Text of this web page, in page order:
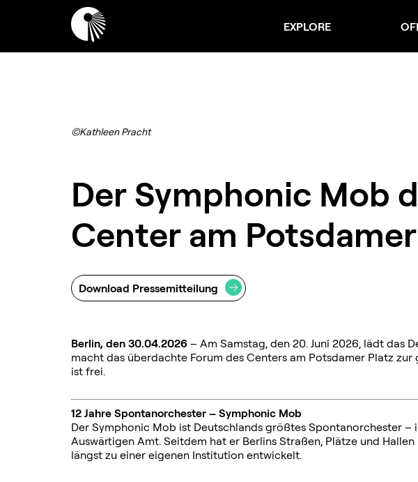
EXPLORE
©Kathleen Pracht
Der Symphonic Mob
Center am
Download Pressemitteilung
Berlin, den 30.04.2026 – Am Samstag, den 20. Juni 2026, lädt das
macht das überdachte Forum des Centers am Potsdamer Platz
ist frei.
12 Jahre Spontanorchester – Symphonic Mob
Der Symphonic Mob ist Deutschlands größtes Spontanorchester –
Auswärtigen Amt. Seitdem hat er Berlins Straßen, Plätze und
längst zu einer eigenen Institution entwickelt.